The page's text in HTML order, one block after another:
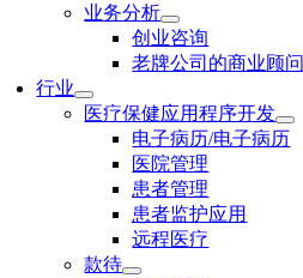
业务分析
创业咨询
老牌公司的商业顾问
行业
医疗保健应用程序开发
电子病历/电子病历
医院管理
患者管理
患者监护应用
远程医疗
款待